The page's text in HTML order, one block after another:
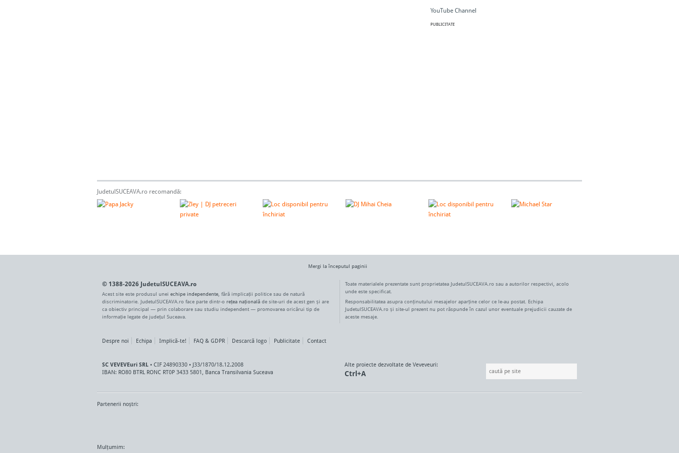
YouTube Channel
PUBLICITATE
JudetulSUCEAVA.ro recomandă:
Mergi la începutul paginii
© 1388-2026 JudetulSUCEAVA.ro
Acest site este produsul unei echipe independente , fără implicații politice sau de natură
discriminatorie. JudetulSUCEAVA.ro face parte dintr-o rețea națională de site-uri de acest gen și are
ca obiectiv principal — prin colaborare sau studiu independent — promovarea oricărui tip de
informație legate de județul Suceava.
Toate materialele prezentate sunt proprietatea JudetulSUCEAVA.ro sau a autorilor respectivi, acolo
unde este specificat.
Responsabilitatea asupra conținutului mesajelor aparține celor ce le-au postat. Echipa
JudetulSUCEAVA.ro și site-ul prezent nu pot răspunde în cazul unor eventuale prejudicii cauzate de
aceste mesaje.
Despre noi Echipa Implică-te! FAQ & GDPR Descarcă logo Publicitate Contact
SC VEVEVEuri SRL • CIF 24890330 • J33/1870/18.12.2008
IBAN: RO80 BTRL RONC RT0P 3433 5801, Banca Transilvania Suceava
Alte proiecte dezvoltate de Veveveuri:
Ctrl+A
Partenerii noștri:
Mulțumim: